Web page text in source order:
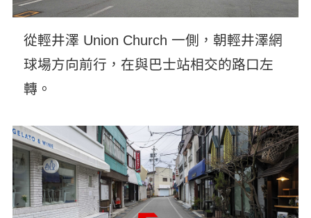
從輕井澤 Union Church 一側，朝輕井澤網
球場方向前行，在與巴士站相交的路口左
轉。